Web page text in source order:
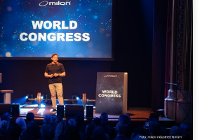
Alle ablehnen